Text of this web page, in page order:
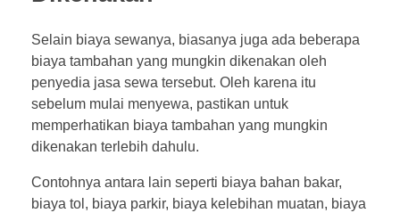
Selain biaya sewanya, biasanya juga ada beberapa
biaya tambahan yang mungkin dikenakan oleh
penyedia jasa sewa tersebut. Oleh karena itu
sebelum mulai menyewa, pastikan untuk
memperhatikan biaya tambahan yang mungkin
dikenakan terlebih dahulu.
Contohnya antara lain seperti biaya bahan bakar,
biaya tol, biaya parkir, biaya kelebihan muatan, biaya